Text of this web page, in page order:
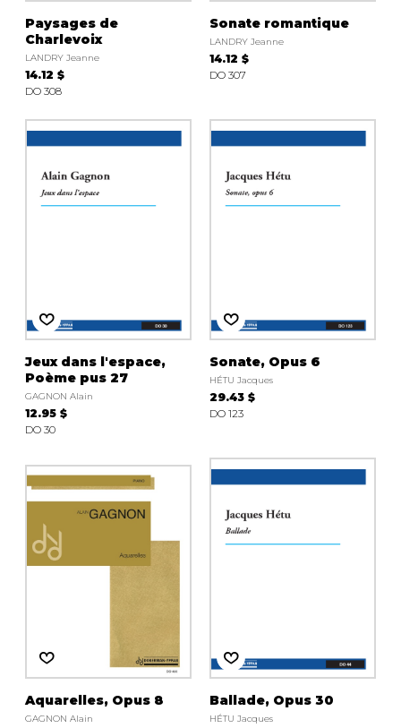
Paysages de
Charlevoix
LANDRY Jeanne
14.12 $
DO 308
Sonate romantique
LANDRY Jeanne
14.12 $
DO 307
Jeux dans l'espace,
Poème pus 27
GAGNON Alain
12.95 $
DO 30
Sonate, Opus 6
HÉTU Jacques
29.43 $
DO 123
Aquarelles, Opus 8
GAGNON Alain
Ballade, Opus 30
HÉTU Jacques